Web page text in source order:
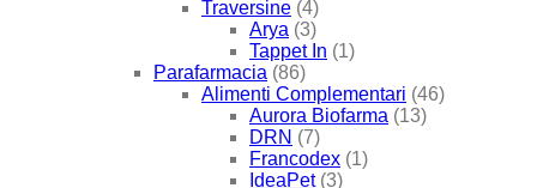
Traversine (4)
Arya (3)
Tappet In (1)
Parafarmacia (86)
Alimenti Complementari (46)
Aurora Biofarma (13)
DRN (7)
Francodex (1)
IdeaPet (3)